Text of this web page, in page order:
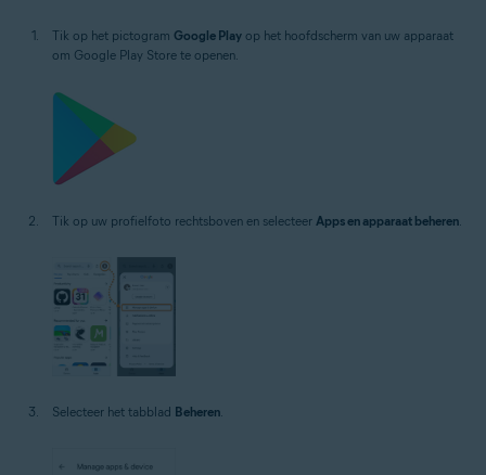
Tik op het pictogram Google Play op het hoofdscherm van uw apparaat
om Google Play Store te openen.
Tik op uw profielfoto rechtsboven en selecteer Apps en apparaat beheren.
Selecteer het tabblad Beheren